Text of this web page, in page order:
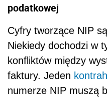
podatkowej
Cyfry tworzące NIP
Niekiedy dochodzi w
konfliktów między
faktury. Jeden
numerze NIP muszą